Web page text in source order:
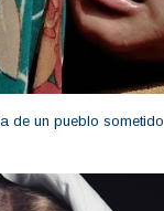
de un pueblo sometido